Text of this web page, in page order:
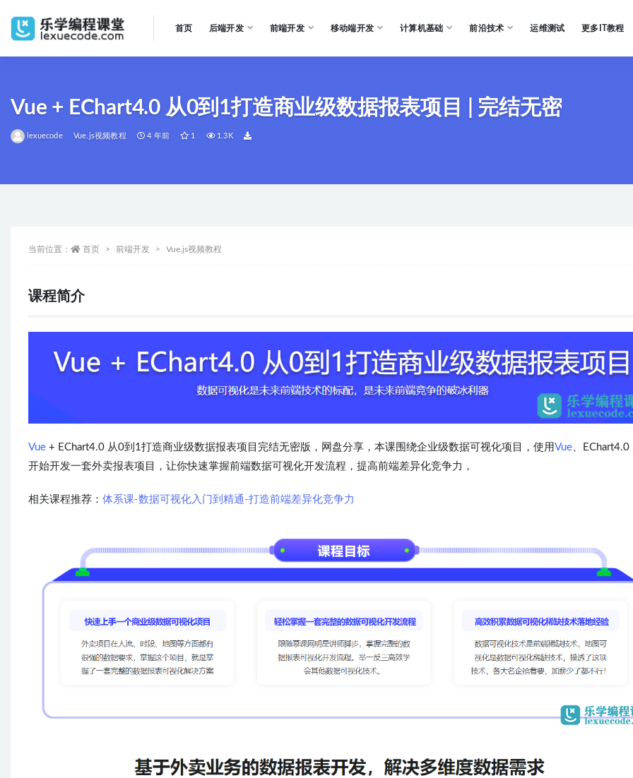
首页 后端开发 前端开发 移动端开发 计算机基础 前沿技术 运维测试 更多IT教程
Vue + EChart4.0 从0到1打造商业级数据报表项目 | 完结无密
lexuecode Vue.js视频教程 4 年前 1 1.3K
当前位置： 首页 前端开发 Vue.js视频教程
课程简介
Vue + EChart4.0 从0到1打造商业级数据报表项目完结无密版，网盘分享，本课围绕企业级数据可视化项目，使用Vue 、
开始开发一套外卖报表项目，让你快速掌握前端数据可视化开发流程，提高前端差异化竞争力，
相关课程推荐： 体系课-数据可视化入门到精通-打造前端差异化竞争力